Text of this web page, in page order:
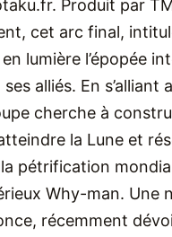
Produit par
cet arc final,
lumière l’épopée
alliés. En s’alliant
cherche à
la Lune et
pétrification
Why-man. Une
récemment